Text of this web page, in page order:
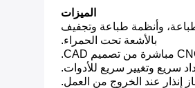
الميزات
وأنظمة طباعة وتجفيف
بالأشعة تحت الحمراء.
إنذار عند الخروج من العمل.